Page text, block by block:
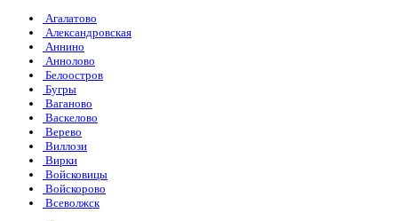
Агалатово
Александровская
Аннино
Аннолово
Белоостров
Бугры
Ваганово
Васкелово
Верево
Виллози
Вирки
Войсковицы
Войскорово
Всеволжск